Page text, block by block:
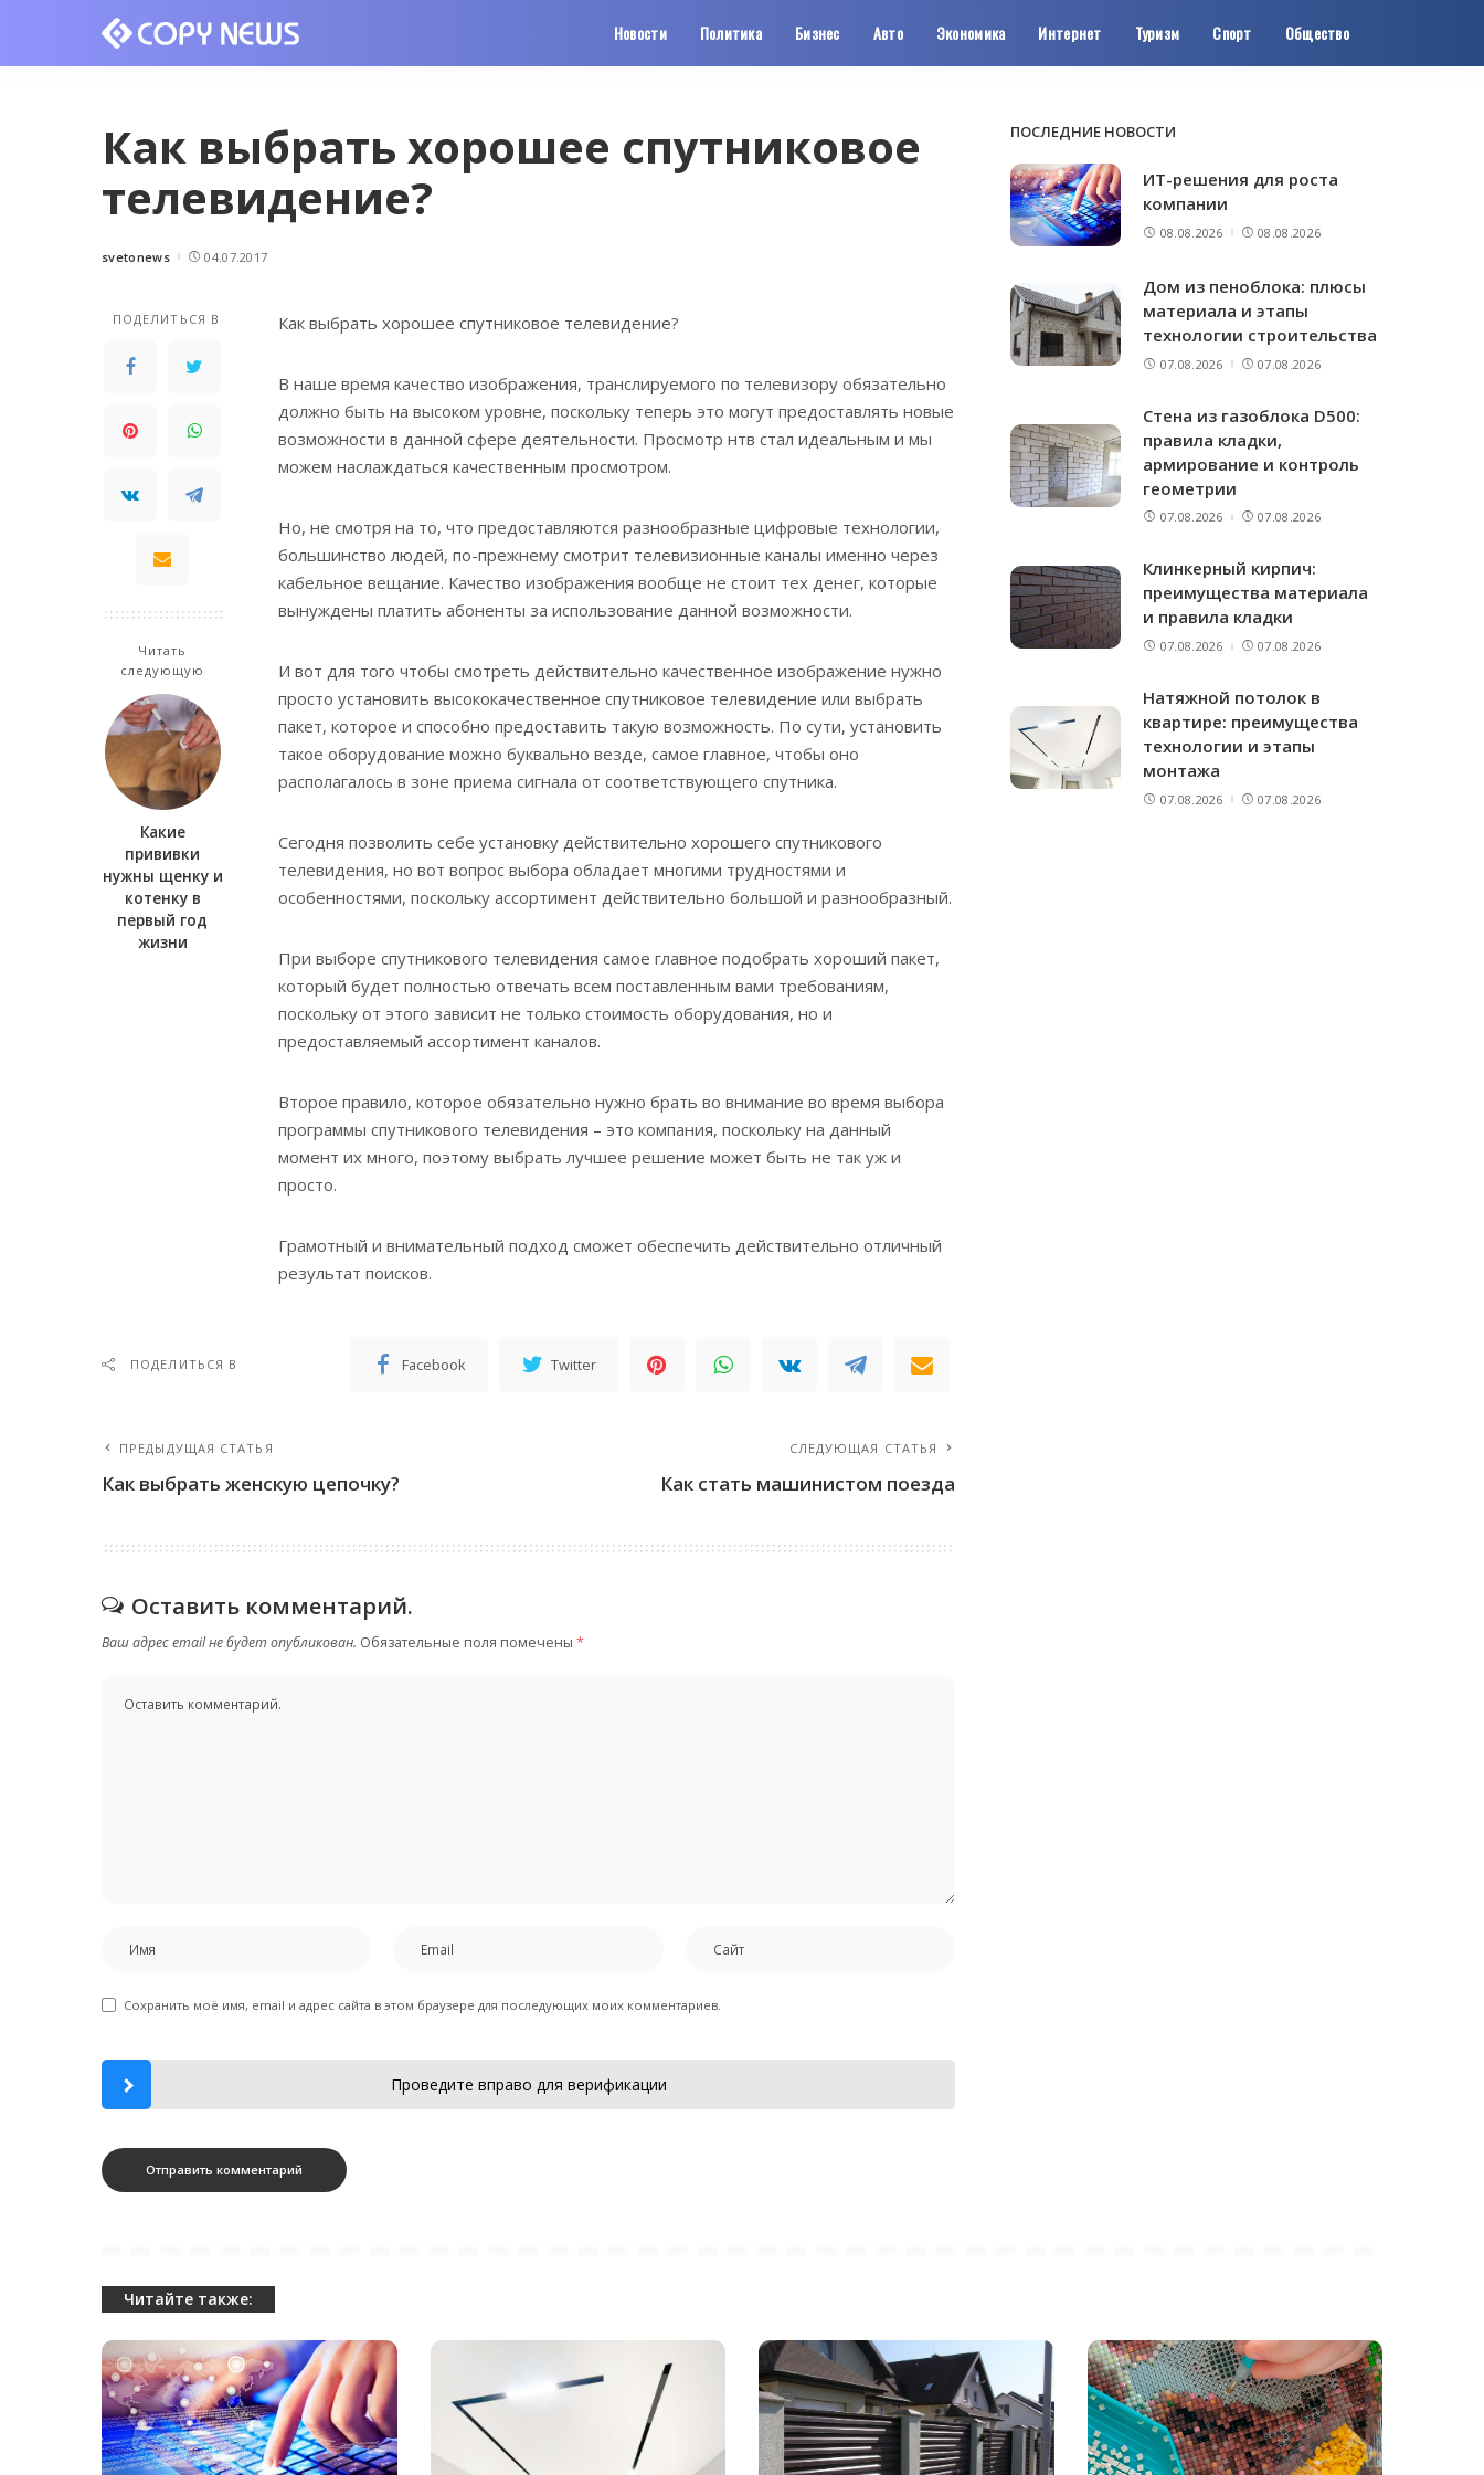
Новости Политика Бизнес Авто Экономика Интернет Туризм Спорт Общество
Как выбрать хорошее спутниковое
телевидение?
Posted
svetonews 04.07.2017
ПОДЕЛИТЬСЯ В
Читать
следующую
Какие
прививки
нужны щенку и
котенку в
первый год
жизни
Как выбрать хорошее спутниковое телевидение?
В наше время качество изображения, транслируемого по телевизору обязательно
должно быть на высоком уровне, поскольку теперь это могут предоставлять новые
возможности в данной сфере деятельности. Просмотр нтв стал идеальным и мы
можем наслаждаться качественным просмотром.
Но, не смотря на то, что предоставляются разнообразные цифровые технологии,
большинство людей, по-прежнему смотрит телевизионные каналы именно через
кабельное вещание. Качество изображения вообще не стоит тех денег, которые
вынуждены платить абоненты за использование данной возможности.
И вот для того чтобы смотреть действительно качественное изображение нужно
просто установить высококачественное спутниковое телевидение или выбрать
пакет, которое и способно предоставить такую возможность. По сути, установить
такое оборудование можно буквально везде, самое главное, чтобы оно
располагалось в зоне приема сигнала от соответствующего спутника.
Сегодня позволить себе установку действительно хорошего спутникового
телевидения, но вот вопрос выбора обладает многими трудностями и
особенностями, поскольку ассортимент действительно большой и разнообразный.
При выборе спутникового телевидения самое главное подобрать хороший пакет,
который будет полностью отвечать всем поставленным вами требованиям,
поскольку от этого зависит не только стоимость оборудования, но и
предоставляемый ассортимент каналов.
Второе правило, которое обязательно нужно брать во внимание во время выбора
программы спутникового телевидения – это компания, поскольку на данный
момент их много, поэтому выбрать лучшее решение может быть не так уж и
просто.
Грамотный и внимательный подход сможет обеспечить действительно отличный
результат поисков.
ПОДЕЛИТЬСЯ В Facebook Twitter
ПРЕДЫДУЩАЯ СТАТЬЯ
Как выбрать женскую цепочку?
СЛЕДУЮЩАЯ СТАТЬЯ
Как стать машинистом поезда
Оставить комментарий.
Ваш адрес email не будет опубликован. Обязательные поля помечены *
Сохранить моё имя, email и адрес сайта в этом браузере для последующих моих комментариев.
Проведите вправо для верификации
ПОСЛЕДНИЕ НОВОСТИ
ИТ-решения для роста
компании
08.08.2026 08.08.2026
Дом из пеноблока: плюсы
материала и этапы
технологии строительства
07.08.2026 07.08.2026
Стена из газоблока D500:
правила кладки,
армирование и контроль
геометрии
07.08.2026 07.08.2026
Клинкерный кирпич:
преимущества материала
и правила кладки
07.08.2026 07.08.2026
Натяжной потолок в
квартире: преимущества
технологии и этапы
монтажа
07.08.2026 07.08.2026
Читайте также: